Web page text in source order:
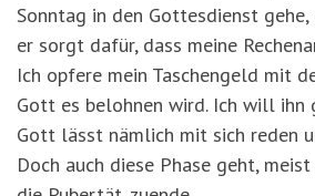
Sonntag in den Gottesdienst
er sorgt dafür, dass meine
Ich opfere mein Taschengeld mit
Gott es belohnen wird. Ich will ihn
Gott lässt nämlich mit sich reden
Doch auch diese Phase geht,